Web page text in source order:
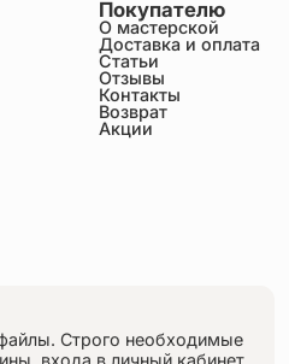
Покупателю
О мастерской
Доставка и оплата
Статьи
Отзывы
Контакты
Возврат
Акции
Строго необходимые
входа в личный кабинет